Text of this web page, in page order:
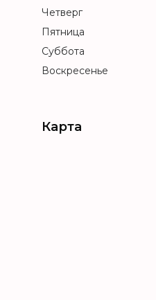
Четверг
Пятница
Суббота
Воскресенье
Карта